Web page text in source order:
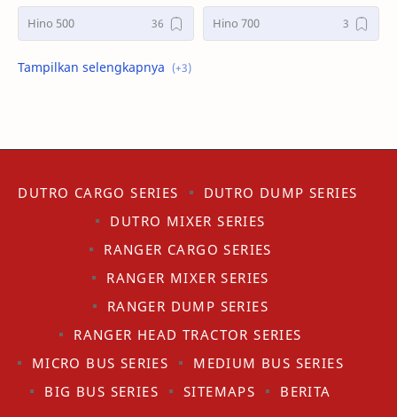
Hino 500 Hino 700
Hino Bus
DUTRO CARGO SERIES
DUTRO DUMP SERIES
DUTRO MIXER SERIES
RANGER CARGO SERIES
RANGER MIXER SERIES
RANGER DUMP SERIES
RANGER HEAD TRACTOR SERIES
MICRO BUS SERIES
MEDIUM BUS SERIES
BIG BUS SERIES
SITEMAPS BERITA